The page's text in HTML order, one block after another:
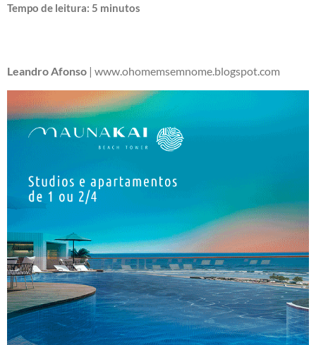
Tempo de leitura: 5 minutos
Leandro Afonso | www.ohomemsemnome.blogspot.com